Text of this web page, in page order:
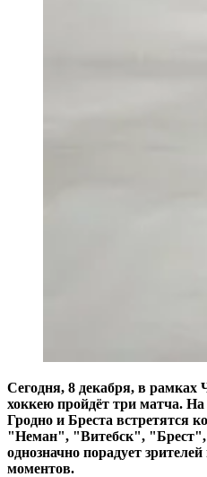
Сегодня, 8 декабря, в рамках
хоккею пройдёт три матча.
Гродно и Бреста
"Неман", "Витебск",
однозначно порадует
моментов.